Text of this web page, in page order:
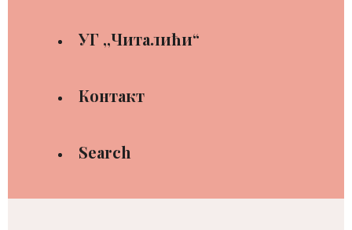
УГ ,,Читалићи“
Контакт
Search